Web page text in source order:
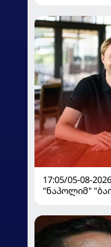
17:05/05-08-2026
"ნაპოლიმ"